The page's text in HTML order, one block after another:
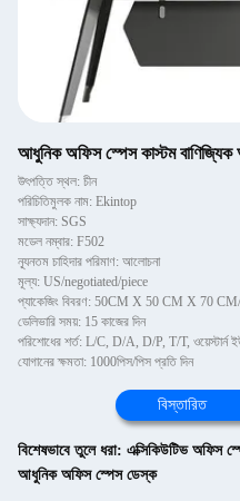
আধুনিক অফিস স্পেস কাস্টম
উৎপত্তি স্থল: চীন
পরিচিতিমুলক নাম: Ekintop
সাক্ষ্যদান: SGS
মডেল নম্বার: F502
ন্যূনতম চাহিদার পরিমাণ: আলোচনা
মূল্য: US/negotiated/piece
প্যাকেজিং বিবরণ: 50CM X 50 CM X 70 CM/
ডেলিভারি সময়: 15 কাজের দিন
পরিশোধের শর্ত: L/C, D/A, D/P, T/T, ওয়েস্টার্ন
যোগানের ক্ষমতা: 1000পিস/পিস প্রতি দিন
বিস্তারিত
বিশেষভাবে তুলে ধরা: এক্সিকিউটিভ অফিস
আধুনিক অফিস স্পেস ডেস্ক